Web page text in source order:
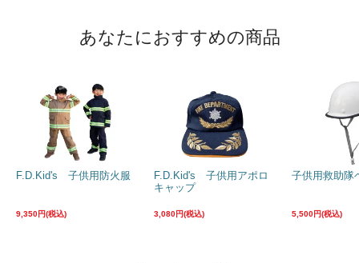
あなたにおすすめの商品
F.D.Kid's 子供用防火服
9,350円(税込)
F.D.Kid's 子供用アポロ
キャップ
3,080円(税込)
子供用救助隊
5,500円(税込)